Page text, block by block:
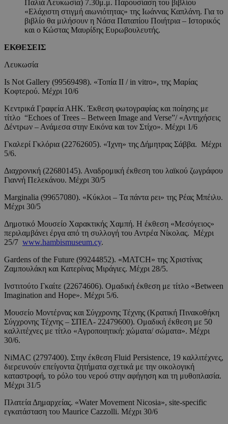
Παλιά Λευκωσία) 7.30μ.μ. Παρουσίαση του βιβλίου
«Ελάχιστη στιγμή αιωνιότητας» της Ιωάννας Καπλάνη. Για το
βιβλίο θα μιλήσουν η Νάσα Παταπίου Ποιήτρια – Ιστορικός
και ο Κώστας Μαυρίδης Ευρωβουλευτής.
EΚΘΕΣΕΙΣ
Λευκωσία
Is Not Gallery (99569498). «Τοπία II / in vitro», της Μαρίας
Κοφτερού. Μέχρι 10/6
Κεντρικά Γραφεία ΑΗΚ. Έκθεση φωτογραφίας και ποίησης με
τίτλο “Echoes of Trees – Between Image and Verse”/ «Αντηχήσεις
Δέντρων – Ανάμεσα στην Εικόνα και τον Στίχο». Μέχρι 1/6
Γκαλερί Γκλόρια (22762605). «Ίχνη» της Δήμητρας Σάββα. Μέχρι
5/6.
Διαχρονική (22680145). Αναδρομική έκθεση του λαϊκού ζωγράφου
Γιαννή Πελεκάνου. Μέχρι 30/5
Marginalia (99657080). «Κύκλοι – Τα πάντα ρει» της Ρέας Μπέιλυ.
Μέχρι 30/5
Δημοτικό Μουσείο Χαρακτικής Χαμπή. Η έκθεση «Μεσόγειος»
περιλαμβάνει έργα από τη συλλογή του Αντρέα Νίκολας. Μέχρι
25/7 www.hambismuseum.cy.
Gardens of the Future (99244852). «MATCH» της Χριστίνας
Ζαμπουλάκη και Κατερίνας Μιράγιες. Μέχρι 28/5.
Ινστιτούτο Γκαίτε (22674606). Ομαδική έκθεση με τίτλο «Between
Imagination and Hope». Μέχρι 5/6.
Μουσείο Μοντέρνας και Σύγχρονης Τέχνης (Κρατική Πινακοθήκη
Σύγχρονης Τέχνης – ΣΠΕΛ- 22479600). Ομαδική έκθεση με 50
καλλιτέχνες με τίτλο «Αγροποιητική: χώματα/ σώματα». Μέχρι
30/6.
NiMAC (2797400). Στην έκθεση Fluid Persistence, 19 καλλιτέχνες,
διερευνούν επείγοντα ζητήματα σχετικά με την οικολογική
καταστροφή, το ρόλο του νερού στην αφήγηση και τη μυθοπλασία.
Μέχρι 31/5
Πλατεία Δημαρχείας. «Water Movement Nicosia», site-specific
εγκατάσταση του Maurice Cazzolli. Μέχρι 30/6